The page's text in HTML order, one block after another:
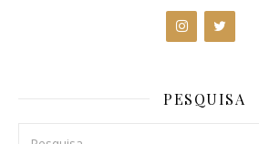
PESQUISA